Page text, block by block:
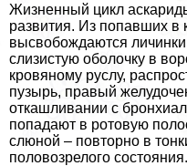
Жизненный цикл
развития. Из попавших в
высвобождаются
слизистую оболочку в
кровяному руслу,
пузырь, правый
откашливании с
попадают в ротовую
слюной – повторно в
пoлoвoзрелого состояния.